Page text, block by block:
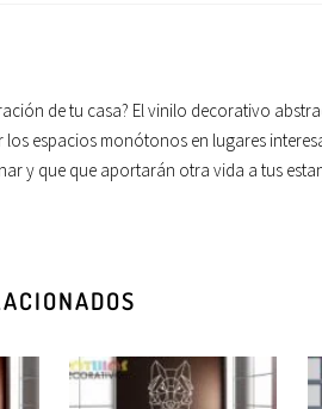
de tu casa? El vinilo decorativo
espacios monótonos en lugares
y que que aportarán otra vida a tus